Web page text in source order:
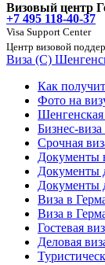
Визовый центр
+7 495 118-40-37
Visa Support Center
Центр визовой
Виза (C)
Как
Фото на
Бизнес-
Срочная
Документы
Документы
Документы
Виза в
Виза в
Гостевая
Деловая